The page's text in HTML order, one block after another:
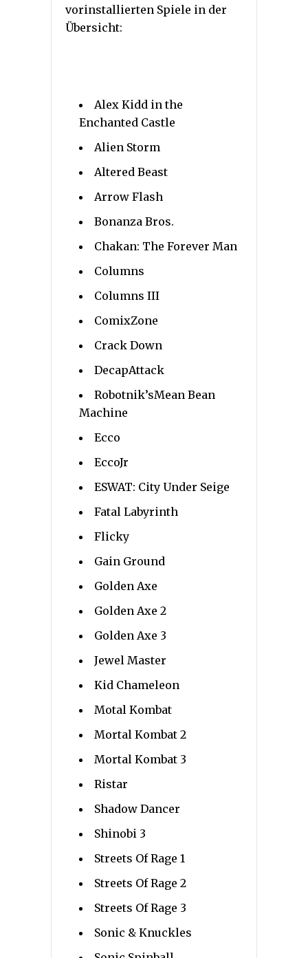
vorinstallierten Spiele in der
Übersicht:
Alex Kidd in the
Enchanted Castle
Alien Storm
Altered Beast
Arrow Flash
Bonanza Bros.
Chakan: The Forever Man
Columns
Columns III
ComixZone
Crack Down
DecapAttack
Robotnik’sMean Bean
Machine
Ecco
EccoJr
ESWAT: City Under Seige
Fatal Labyrinth
Flicky
Gain Ground
Golden Axe
Golden Axe 2
Golden Axe 3
Jewel Master
Kid Chameleon
Motal Kombat
Mortal Kombat 2
Mortal Kombat 3
Ristar
Shadow Dancer
Shinobi 3
Streets Of Rage 1
Streets Of Rage 2
Streets Of Rage 3
Sonic & Knuckles